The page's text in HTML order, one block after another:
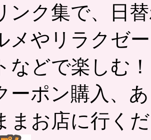
ンク集で、日
メやリラクゼ
などで楽しむ
ーポン購入、
まお店に行く